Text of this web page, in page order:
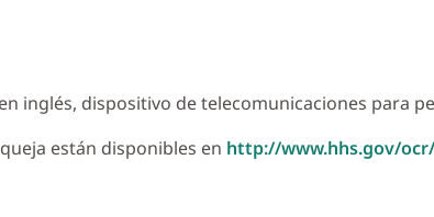
inglés, dispositivo de telecomunicaciones para
están disponibles en http://www.hhs.gov/